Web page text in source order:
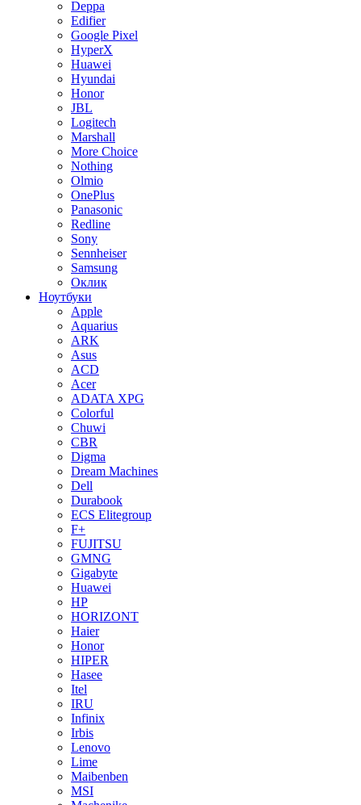
Deppa
Edifier
Google Pixel
HyperX
Huawei
Hyundai
Honor
JBL
Logitech
Marshall
More Choice
Nothing
Olmio
OnePlus
Panasonic
Redline
Sony
Sennheiser
Samsung
Оклик
Ноутбуки
Apple
Aquarius
ARK
Asus
ACD
Acer
ADATA XPG
Colorful
Chuwi
CBR
Digma
Dream Machines
Dell
Durabook
ECS Elitegroup
F+
FUJITSU
GMNG
Gigabyte
Huawei
HP
HORIZONT
Haier
Honor
HIPER
Hasee
Itel
IRU
Infinix
Irbis
Lenovo
Lime
Maibenben
MSI